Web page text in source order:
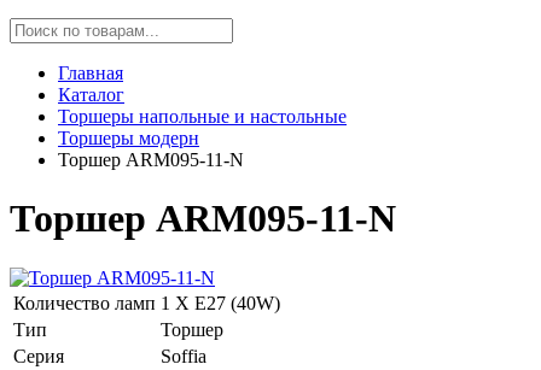
Главная
Каталог
Торшеры напольные и настольные
Торшеры модерн
Торшер ARM095-11-N
Торшер ARM095-11-N
Количество ламп 1 Х E27 (40W)
Тип
Торшер
Серия
Soffia